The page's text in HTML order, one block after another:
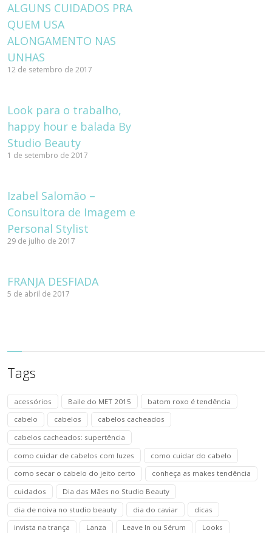
ALGUNS CUIDADOS PRA
QUEM USA
ALONGAMENTO NAS
UNHAS
12 de setembro de 2017
Look para o trabalho,
happy hour e balada By
Studio Beauty
1 de setembro de 2017
Izabel Salomão –
Consultora de Imagem e
Personal Stylist
29 de julho de 2017
FRANJA DESFIADA
5 de abril de 2017
Tags
acessórios Baile do MET 2015
batom roxo é tendência
cabelo
cabelos
cabelos cacheados
cabelos cacheados: supertência
como cuidar de cabelos com luzes
como cuidar do cabelo
como secar o cabelo do jeito certo
conheça as makes tendência
cuidados
Dia das Mães no Studio Beauty
dia de noiva no studio beauty
dia do caviar
dicas
invista na trança
Lanza Leave In ou Sérum
Looks